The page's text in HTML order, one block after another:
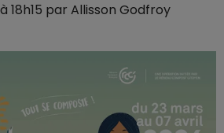
18h15 par Allisson Godfroy